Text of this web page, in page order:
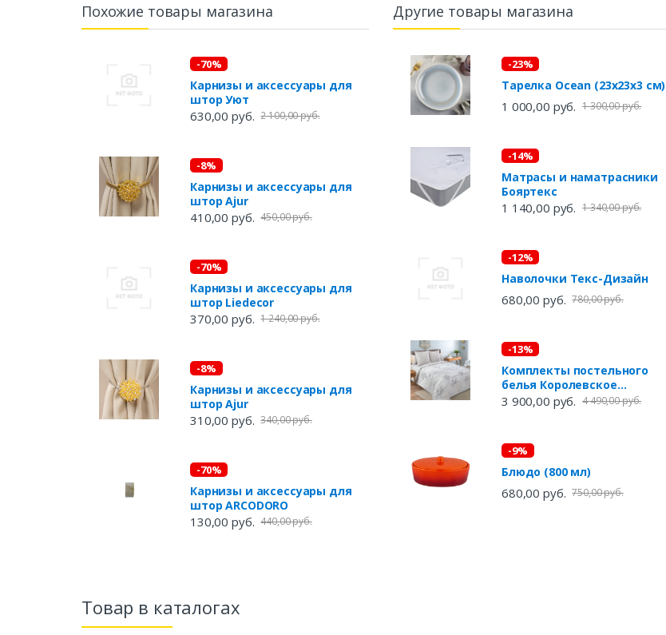
Похожие товары магазина
-70%
Карнизы и аксессуары для
штор Уют
630,00 руб. 2 100,00 руб.
-8%
Карнизы и аксессуары для
штор Ajur
410,00 руб. 450,00 руб.
-70%
Карнизы и аксессуары для
штор Liedecor
370,00 руб. 1 240,00 руб.
-8%
Карнизы и аксессуары для
штор Ajur
310,00 руб. 340,00 руб.
-70%
Карнизы и аксессуары для
штор ARCODORO
130,00 руб. 440,00 руб.
Другие товары магазина
-23%
Тарелка Ocean (23х23х3 см)
1 000,00 руб. 1 300,00 руб.
-14%
Матрасы и наматрасники
Бояртекс
1 140,00 руб. 1 340,00 руб.
-12%
Наволочки Текс-Дизайн
680,00 руб. 780,00 руб.
-13%
Комплекты постельного
белья Королевское
искушение
3 900,00 руб. 4 490,00 руб.
-9%
Блюдо (800 мл)
680,00 руб. 750,00 руб.
Товар в каталогах